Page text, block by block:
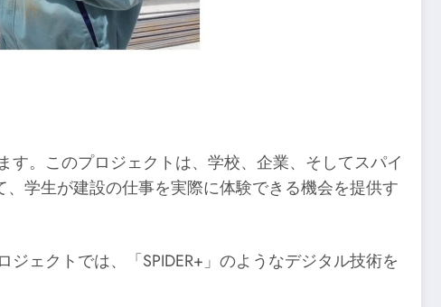
。このプロジェクトは、学校、企業、そしてスパイ
学生が建設の仕事を実際に体験できる機会を提供す
ェクトでは、「SPIDER+」のようなデジタル技術を